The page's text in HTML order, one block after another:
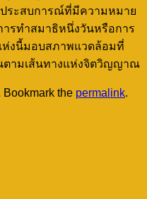
ระสบการณ์ที่มีความหมาย
ารทำสมาธิหนึ่งวันหรือการ
ห่งนี้มอบสภาพแวดล้อมที่
ตามเส้นทางแห่งจิตวิญญาณ
Bookmark the permalink.